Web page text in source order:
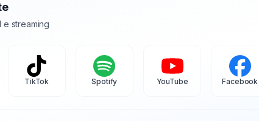
e streaming
TikTok Spotify YouTube Facebook